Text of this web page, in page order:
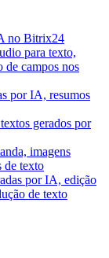
no Bitrix24
para texto,
de campos nos
por IA, resumos
gerados por
imagens
de texto
por IA, edição
de texto